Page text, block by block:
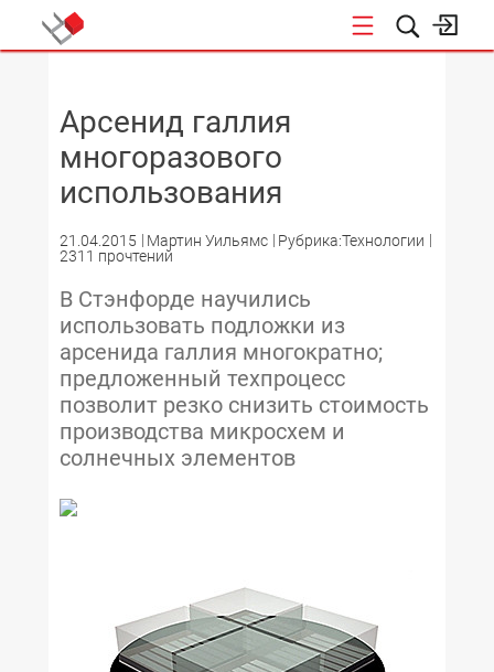
Арсенид галлия
многоразового
использования
21.04.2015 Мартин Уильямс
Рубрика:Технологии
2311 прочтений
В Стэнфорде научились
использовать подложки из
арсенида галлия многократно;
предложенный техпроцесс
позволит резко снизить стоимость
производства микросхем и
солнечных элементов